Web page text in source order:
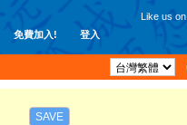
免費加入! 登入
Like us on
SAVE